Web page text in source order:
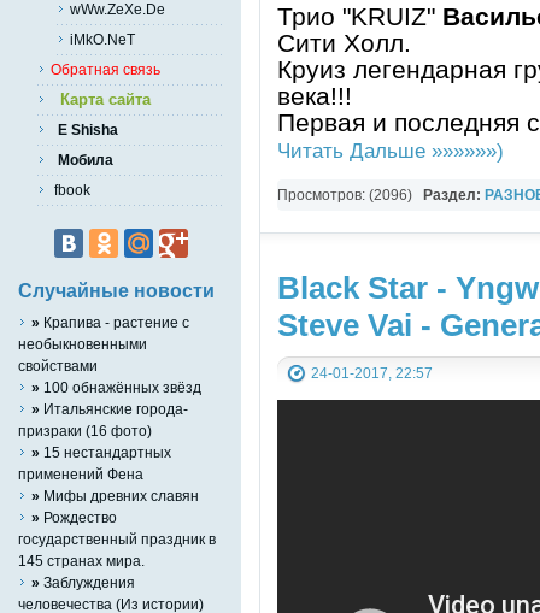
Трио "KRUIZ"
Сити Холл.
Круиз легендарная
века!!!
Первая и последняя
Читать Дальше »»»»»»)
Просмотров: (2096) Раздел:
Black Star -
Steve Vai -
24-01-2017, 22:57
wWw.ZeXe.De
iMkO.NeT
Обратная связь
Карта сайта
E Shisha
Мобила
fbook
Случайные новости
» Крапива - растение с
необыкновенными
свойствами
» 100 обнажённых звёзд
» Итальянские города-
призраки (16 фото)
» 15 нестандартных
применений Фена
» Мифы древних славян
» Рождество
государственный праздник в
145 странах мира.
» Заблуждения
человечества (Из истории)